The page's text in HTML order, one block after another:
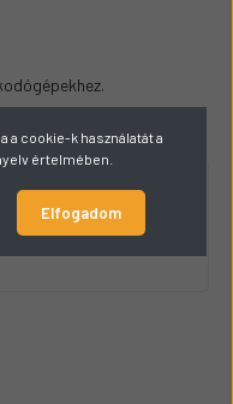
a cookie-k használatát a
értelmében.
Elfogadom